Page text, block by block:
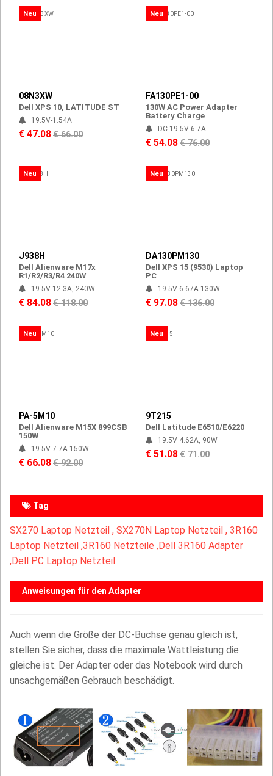
Neu
08N3XW
Dell XPS 10, LATITUDE ST
19.5V-1.54A
€ 47.08€ 66.00
Neu
FA130PE1-00
130W AC Power Adapter
Battery Charge
DC 19.5V 6.7A
€ 54.08€ 76.00
Neu
J938H
Dell Alienware M17x
R1/R2/R3/R4 240W
19.5V 12.3A, 240W
€ 84.08€ 118.00
Neu
DA130PM130
Dell XPS 15 (9530) Laptop
PC
19.5V 6.67A 130W
€ 97.08€ 136.00
Neu
PA-5M10
Dell Alienware M15X 899CSB
150W
19.5V 7.7A 150W
€ 66.08€ 92.00
Neu
9T215
Dell Latitude E6510/E6220
19.5V 4.62A, 90W
€ 51.08€ 71.00
Tag
SX270 Laptop Netzteil , SX270N Laptop Netzteil , 3R160
Laptop Netzteil ,3R160 Netzteile ,Dell 3R160 Adapter
,Dell PC Laptop Netzteil
Anweisungen für den Adapter
Auch wenn die Größe der DC-Buchse genau gleich ist,
stellen Sie sicher, dass die maximale Wattleistung die
gleiche ist. Der Adapter oder das Notebook wird durch
unsachgemäßen Gebrauch beschädigt.